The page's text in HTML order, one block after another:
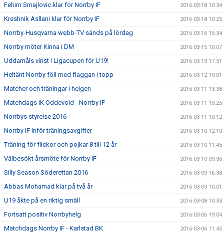
Fehim Smajlovic klar för Norrby IF 2016-03-18 10:34
Kreshnik Asllani klar för Norrby IF 2016-03-18 10:25
Norrby-Husqvarna webb-TV sänds på lördag 2016-03-16 15:34
Norrby möter Kinna i DM 2016-03-15 10:07
Uddamåls vinst i Ligacupen för U19! 2016-03-13 17:51
Heltänt Norrby föll med flaggan i topp 2016-03-12 19:01
Matcher och träningar i helgen 2016-03-11 13:38
Matchdags IK Oddevold - Norrby IF 2016-03-11 13:25
Norrbys styrelse 2016 2016-03-11 10:12
Norrby IF inför träningsavgifter 2016-03-10 12:10
Träning för flickor och pojkar 8 till 12 år 2016-03-10 11:45
Välbesökt årsmöte för Norrby IF 2016-03-10 09:36
Silly Season Söderettan 2016 2016-03-09 16:38
Abbas Mohamad klar på två år 2016-03-09 10:01
U19 åkte på en riktig smäll 2016-03-08 10:33
Fortsatt positiv Norrbyhelg 2016-03-06 19:04
Matchdags Norrby IF - Karlstad BK 2016-03-06 11:45